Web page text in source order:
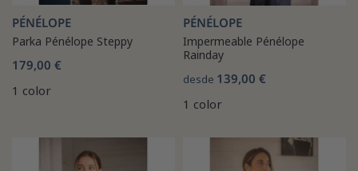
PÉNÉLOPE
Parka Pénélope Steppy
179,00 €
1 color
PÉNÉLOPE
Impermeable Pénélope
Rainday
desde 139,00 €
1 color